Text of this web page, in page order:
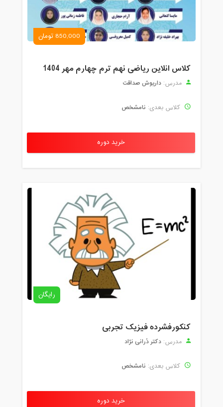
850,000 تومان
کلاس انلاین ریاضی نهم ترم چهارم مهر 1404
مدرس: داریوش صداقت
کلاس بعدی: نامشخص
خرید دوره
رایگان
کنکورفشرده فیزیک تجربی
مدرس: دکتر دُرانی نژاد
کلاس بعدی: نامشخص
خرید دوره